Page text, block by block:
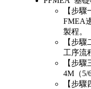
【步
FMEA
製程。
【步
工序流
【步
4M（5/
【步